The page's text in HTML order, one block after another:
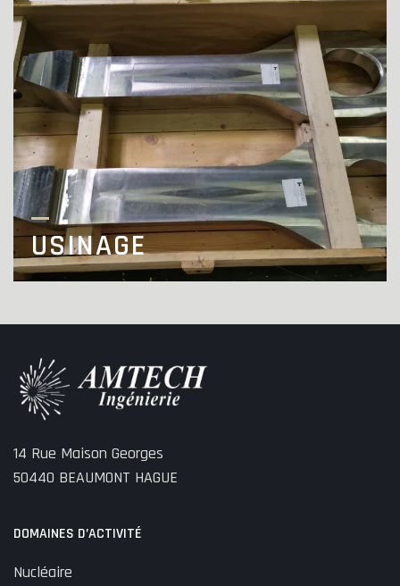
USINAGE
14 Rue Maison Georges
50440 BEAUMONT HAGUE
DOMAINES D’ACTIVITÉ
Nucléaire